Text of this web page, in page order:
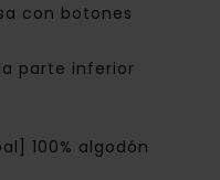
con botones
parte inferior
100% algodón